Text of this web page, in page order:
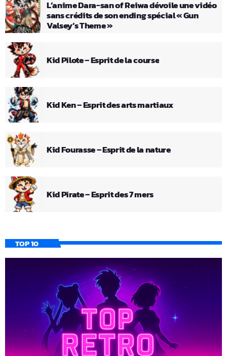
L’anime Dara-san of Reiwa dévoile une vidéo
sans crédits de son ending spécial « Gun
Valsey’s Theme »
Kid Pilote – Esprit de la course
Kid Ken – Esprit des arts martiaux
Kid Fourasse – Esprit de la nature
Kid Pirate – Esprit des 7 mers
TOP 10